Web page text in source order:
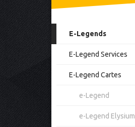
E-Legends
E-Legend Services
E-Legend Cartes
e-Legend
e-Legend Elysium